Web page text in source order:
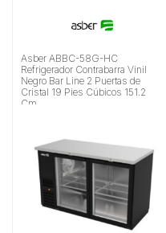
Asber ABBC-58G-HC
Refrigerador Contrabarra Vinil
Negro Bar Line 2 Puertas de
Cristal 19 Pies Cúbicos 151.2
Cm